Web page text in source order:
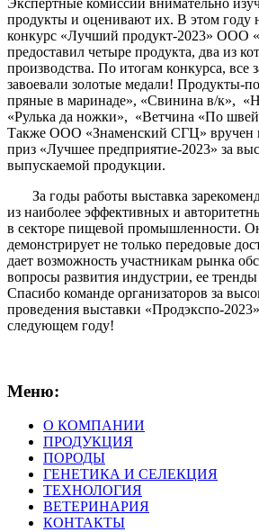
Экспертные комиссии внимательно
продукты и оценивают их. В этом году
конкурс «Лучший продукт-2023» ООО
предоставил четыре продукта, два из
производства. По итогам конкурса, все
завоевали золотые медали! Продукты-
пряные в маринаде», «Свинина в/к»,
«Рулька да ножки», «Ветчина «По
Также ООО «Знаменский СГЦ» вручен
приз «Лучшее предприятие-2023» за
выпускаемой продукции.
За годы работы выставка
из наиболее эффективных и
в секторе пищевой промышленности.
демонстрирует не только передовые
дает возможность участникам рынка
вопросы развития индустрии, ее
Спасибо команде организаторов за
проведения выставки «Продэкспо-
следующем году!
Меню:
О КОМПАНИИ
ПРОДУКЦИЯ
ПОРОДЫ
ГЕНЕТИКА И СЕЛЕКЦИЯ
ТЕХНОЛОГИЯ
ВЕТЕРИНАРИЯ
КОНТАКТЫ